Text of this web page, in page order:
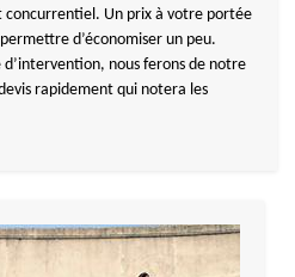
Un prix à votre portée
d’économiser un peu.
d’intervention, nous ferons de notre
rapidement qui notera les